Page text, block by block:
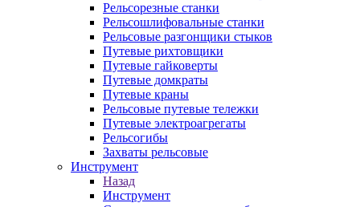
Рельсорезные станки
Рельсошлифовальные станки
Рельсовые разгонщики стыков
Путевые рихтовщики
Путевые гайковерты
Путевые домкраты
Путевые краны
Рельсовые путевые тележки
Путевые электроагрегаты
Рельсогибы
Захваты рельсовые
Инструмент
Назад
Инструмент